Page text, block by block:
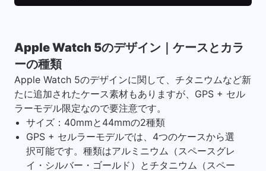
Apple Watch 5のデザイン｜ケースとカラ
ーの種類
Apple Watch 5のデザインに関して、チタニウムなど新
たに追加されたケース素材もありますが、GPS + セル
ラーモデル限定なので要注意です。
サイズ：40mmと44mmの2種類
GPS + セルラーモデルでは、4つのケースから選
択可能です。種類はアルミニウム（スペースグレ
イ・シルバー・ゴールド）とチタニウム（スペー